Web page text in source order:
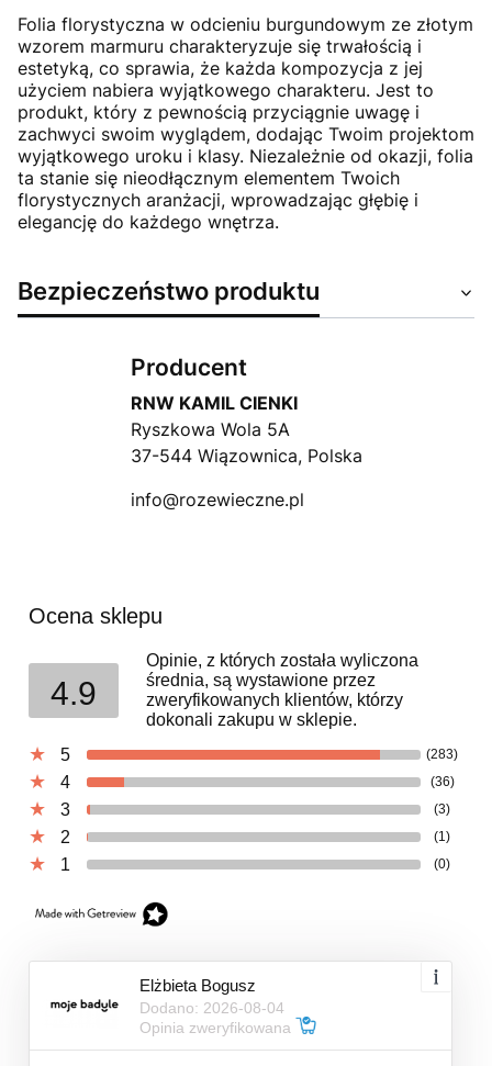
Folia florystyczna w odcieniu burgundowym ze złotym
wzorem marmuru charakteryzuje się trwałością i
estetyką, co sprawia, że każda kompozycja z jej
użyciem nabiera wyjątkowego charakteru. Jest to
produkt, który z pewnością przyciągnie uwagę i
zachwyci swoim wyglądem, dodając Twoim projektom
wyjątkowego uroku i klasy. Niezależnie od okazji, folia
ta stanie się nieodłącznym elementem Twoich
florystycznych aranżacji, wprowadzając głębię i
elegancję do każdego wnętrza.
Bezpieczeństwo produktu
Producent
RNW KAMIL CIENKI
Ryszkowa Wola 5A
37-544 Wiązownica, Polska
info@rozewieczne.pl
Ocena sklepu
4.9
Opinie, z których została wyliczona
średnia, są wystawione przez
zweryfikowanych klientów, którzy
dokonali zakupu w sklepie.
5
(283)
4 (36)
3 (3)
2 (1)
1 (0)
Elżbieta Bogusz
Dodano: 2026-08-04
Opinia zweryfikowana